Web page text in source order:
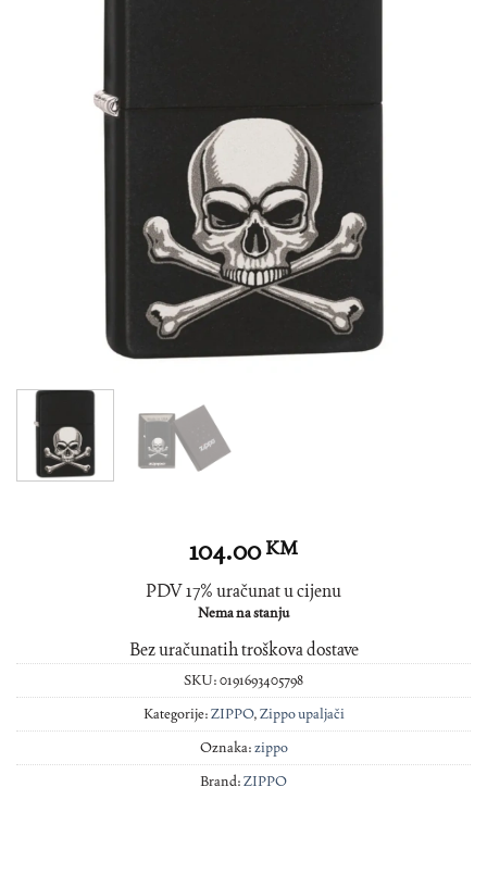
104.00KM
PDV 17% uračunat u cijenu
Nema na stanju
Bez uračunatih troškova dostave
SKU:0191693405798
Kategorije:ZIPPO,Zippo upaljači
Oznaka:zippo
Brand:ZIPPO